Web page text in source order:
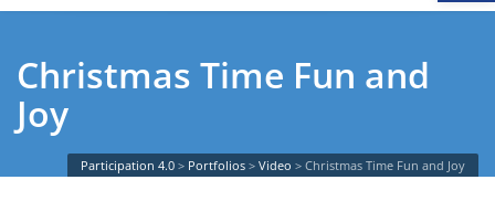
Christmas Time Fun and
Joy
Participation 4.0 > Portfolios > Video > Christmas Time Fun and Joy